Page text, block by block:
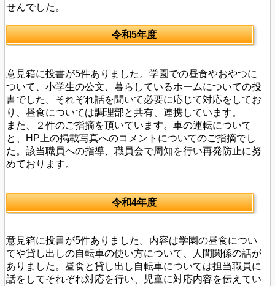
せんでした。
令和5年度
意見箱に投書が5件ありました。学園での昼食やおやつに
ついて、小学生の公文、暮らしているホームについての投
書でした。それぞれ話を聞いて必要に応じて対応をしてお
り、昼食については調理部と共有、連携しています。
また、２件のご指摘を頂いています。車の運転について
と、HP上の掲載写真へのコメントについてのご指摘でし
た。該当職員への指導、職員会で周知を行い再発防止に努
めております。
令和4年度
意見箱に投書が5件ありました。内容は学園の昼食につい
てや貸し出しの自転車の使い方について、人間関係の話が
ありました。昼食と貸し出し自転車については担当職員に
話をしてそれぞれ対応を行い、児童に対応内容を伝えてい